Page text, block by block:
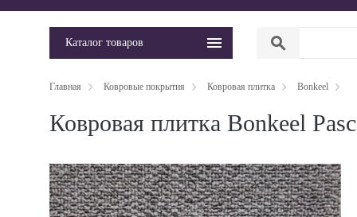
Каталог товаров search
Главная Ковровые покрытия Ковровая плитка Bonkeel
Ковровая плитка Bonkeel